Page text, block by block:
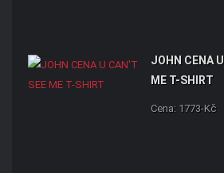
JOHN CENA
ME T-SHIRT
Cena: 1773-Kč